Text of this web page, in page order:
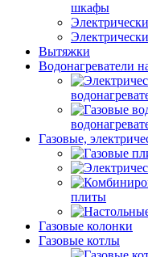
шкафы
Вытяжки
Водонагреватели
Газовые,
плиты
Газовые колонки
Газовые котлы